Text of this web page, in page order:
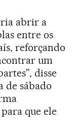
abrir a
entre os
reforçando
um
disse
de sábado
que ele